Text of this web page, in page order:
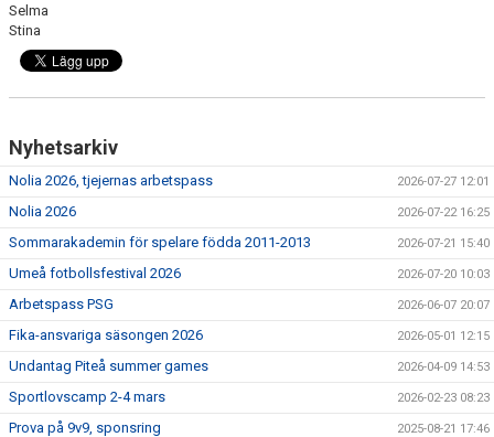
Selma
Stina
Nyhetsarkiv
Nolia 2026, tjejernas arbetspass 2026-07-27 12:01
Nolia 2026 2026-07-22 16:25
Sommarakademin för spelare födda 2011-2013 2026-07-21 15:40
Umeå fotbollsfestival 2026 2026-07-20 10:03
Arbetspass PSG 2026-06-07 20:07
Fika-ansvariga säsongen 2026 2026-05-01 12:15
Undantag Piteå summer games 2026-04-09 14:53
Sportlovscamp 2-4 mars 2026-02-23 08:23
Prova på 9v9, sponsring 2025-08-21 17:46